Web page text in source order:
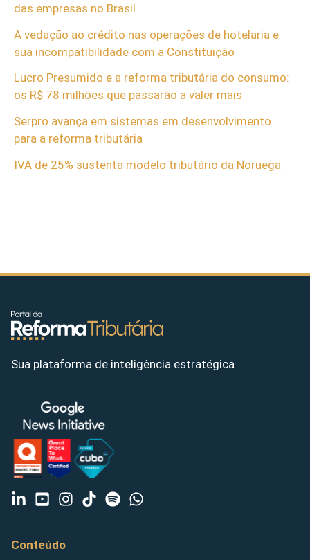
das empresas no Brasil
A vedação ao crédito nas operações de hotelaria e
sua incompatibilidade com a Constituição
Lucro Presumido e a reforma tributária do consumo:
os R$ 78 milhões que passarão a valer mais
Serpro avança em sistemas em desenvolvimento
para a reforma tributária
IVA de 25% sustenta modelo tributário da Noruega
Sua plataforma de inteligência estratégica
Conteúdo